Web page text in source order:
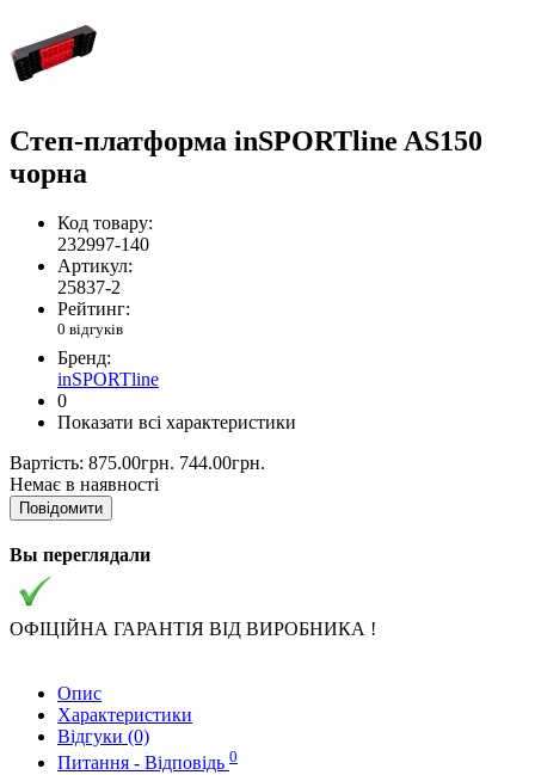
Степ-платформа inSPORTline AS150
чорна
Код товару:
232997-140
Артикул:
25837-2
Рейтинг:
0 відгуків
Бренд:
inSPORTline
0
Показати всі характеристики
Вартість: 875.00грн. 744.00грн.
Немає в наявності
Повідомити
Вы переглядали
ОФІЦІЙНА ГАРАНТІЯ ВІД ВИРОБНИКА !
Опис
Характеристики
Відгуки (0)
Питання - Відповідь 0